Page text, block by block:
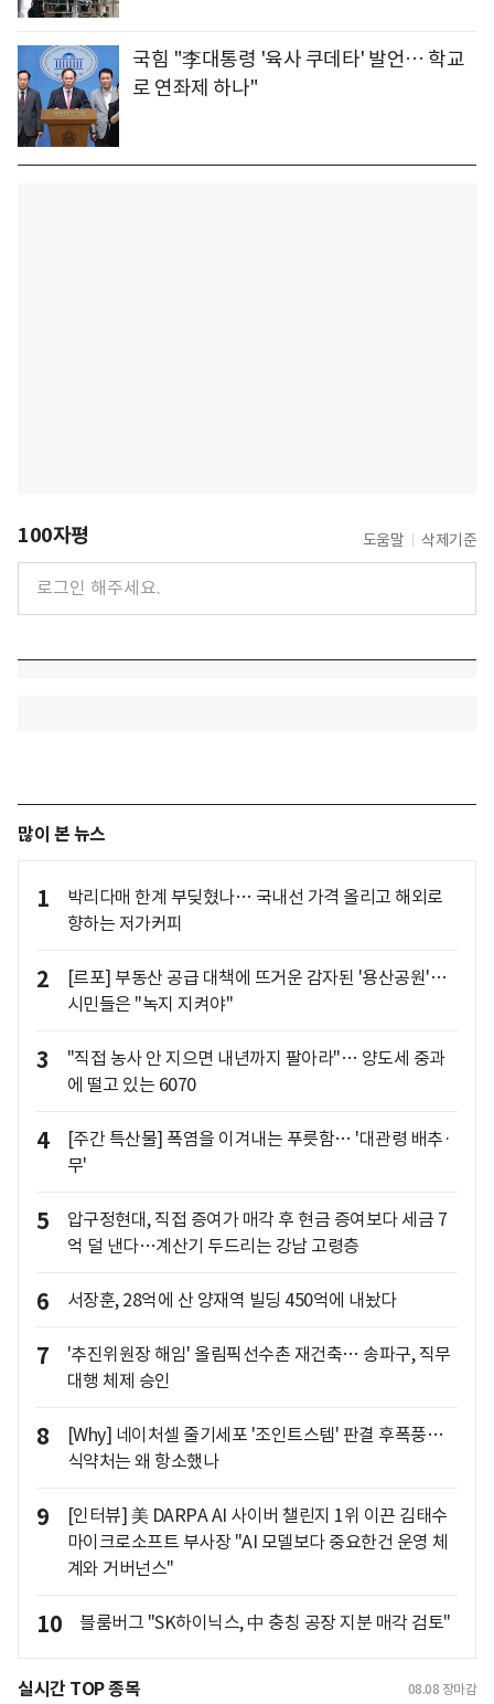
국힘 "李대통령 '육사 쿠데타' 발언… 학교
로 연좌제 하나"
100자평 도움말 삭제기준
많이 본 뉴스
1
박리다매 한계 부딪혔나… 국내선 가격 올리고 해외로
향하는 저가커피
2
[르포] 부동산 공급 대책에 뜨거운 감자된 '용산공원'…
시민들은 "녹지 지켜야"
3
"직접 농사 안 지으면 내년까지 팔아라"… 양도세 중과
에 떨고 있는 6070
4
[주간 특산물] 폭염을 이겨내는 푸릇함… '대관령 배추·
무'
5
압구정현대, 직접 증여가 매각 후 현금 증여보다 세금 7
억 덜 낸다…계산기 두드리는 강남 고령층
6 서장훈, 28억에 산 양재역 빌딩 450억에 내놨다
7
'추진위원장 해임' 올림픽선수촌 재건축… 송파구, 직무
대행 체제 승인
8
[Why] 네이처셀 줄기세포 '조인트스템' 판결 후폭풍…
식약처는 왜 항소했나
9
[인터뷰] 美 DARPA AI 사이버 챌린지 1위 이끈 김태수
마이크로소프트 부사장 "AI 모델보다 중요한건 운영 체
계와 거버넌스"
10 블룸버그 "SK하이닉스, 中 충칭 공장 지분 매각 검토"
실시간 TOP 종목 08.08 장마감